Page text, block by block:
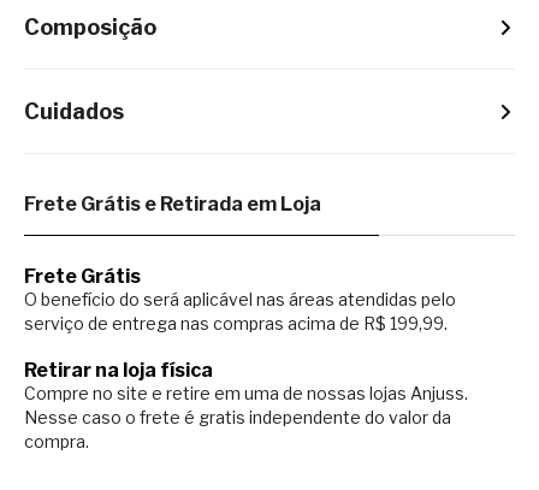
Composição
Cuidados
Frete Grátis e Retirada em Loja
Frete Grátis
O benefício do será aplicável nas áreas atendidas pelo
serviço de entrega nas compras acima de R$ 199,99.
Retirar na loja física
Compre no site e retire em uma de nossas lojas Anjuss.
Nesse caso o frete é gratis independente do valor da
compra.